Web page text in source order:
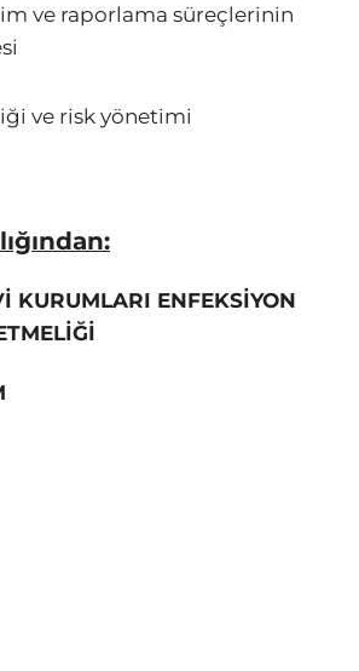
ve raporlama süreçlerinin
ve risk yönetimi
KURUMLARI ENFEKSİYON